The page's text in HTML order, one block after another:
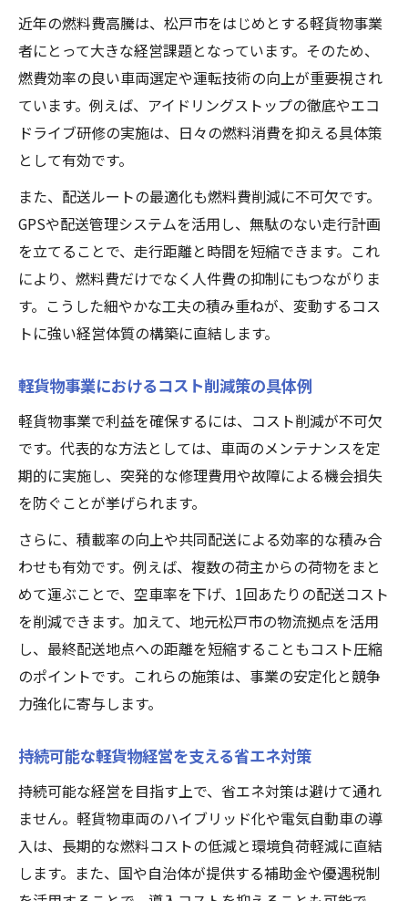
近年の燃料費高騰は、松戸市をはじめとする軽貨物事業
者にとって大きな経営課題となっています。そのため、
燃費効率の良い車両選定や運転技術の向上が重要視され
ています。例えば、アイドリングストップの徹底やエコ
ドライブ研修の実施は、日々の燃料消費を抑える具体策
として有効です。
また、配送ルートの最適化も燃料費削減に不可欠です。
GPSや配送管理システムを活用し、無駄のない走行計画
を立てることで、走行距離と時間を短縮できます。これ
により、燃料費だけでなく人件費の抑制にもつながりま
す。こうした細やかな工夫の積み重ねが、変動するコス
トに強い経営体質の構築に直結します。
軽貨物事業におけるコスト削減策の具体例
軽貨物事業で利益を確保するには、コスト削減が不可欠
です。代表的な方法としては、車両のメンテナンスを定
期的に実施し、突発的な修理費用や故障による機会損失
を防ぐことが挙げられます。
さらに、積載率の向上や共同配送による効率的な積み合
わせも有効です。例えば、複数の荷主からの荷物をまと
めて運ぶことで、空車率を下げ、1回あたりの配送コスト
を削減できます。加えて、地元松戸市の物流拠点を活用
し、最終配送地点への距離を短縮することもコスト圧縮
のポイントです。これらの施策は、事業の安定化と競争
力強化に寄与します。
持続可能な軽貨物経営を支える省エネ対策
持続可能な経営を目指す上で、省エネ対策は避けて通れ
ません。軽貨物車両のハイブリッド化や電気自動車の導
入は、長期的な燃料コストの低減と環境負荷軽減に直結
します。また、国や自治体が提供する補助金や優遇税制